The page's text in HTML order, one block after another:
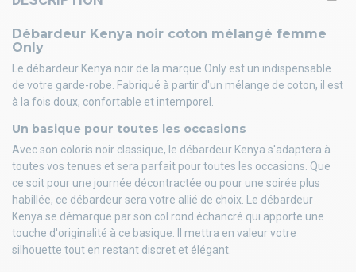
Débardeur Kenya noir coton mélangé femme
Only
Le débardeur Kenya noir de la marque Only est un indispensable
de votre garde-robe. Fabriqué à partir d'un mélange de coton, il est
à la fois doux, confortable et intemporel.
Un basique pour toutes les occasions
Avec son coloris noir classique, le débardeur Kenya s'adaptera à
toutes vos tenues et sera parfait pour toutes les occasions. Que
ce soit pour une journée décontractée ou pour une soirée plus
habillée, ce débardeur sera votre allié de choix. Le débardeur
Kenya se démarque par son col rond échancré qui apporte une
touche d'originalité à ce basique. Il mettra en valeur votre
silhouette tout en restant discret et élégant.